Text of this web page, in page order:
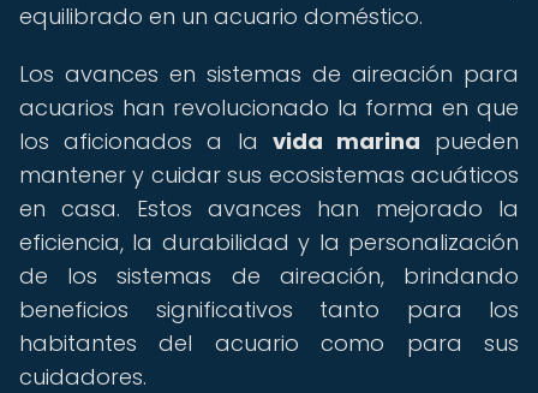
equilibrado en un acuario doméstico.
Los avances en sistemas de aireación para
acuarios han revolucionado la forma en que
los aficionados a la vida marina pueden
mantener y cuidar sus ecosistemas acuáticos
en casa. Estos avances han mejorado la
eficiencia, la durabilidad y la personalización
de los sistemas de aireación, brindando
beneficios significativos tanto para los
habitantes del acuario como para sus
cuidadores.